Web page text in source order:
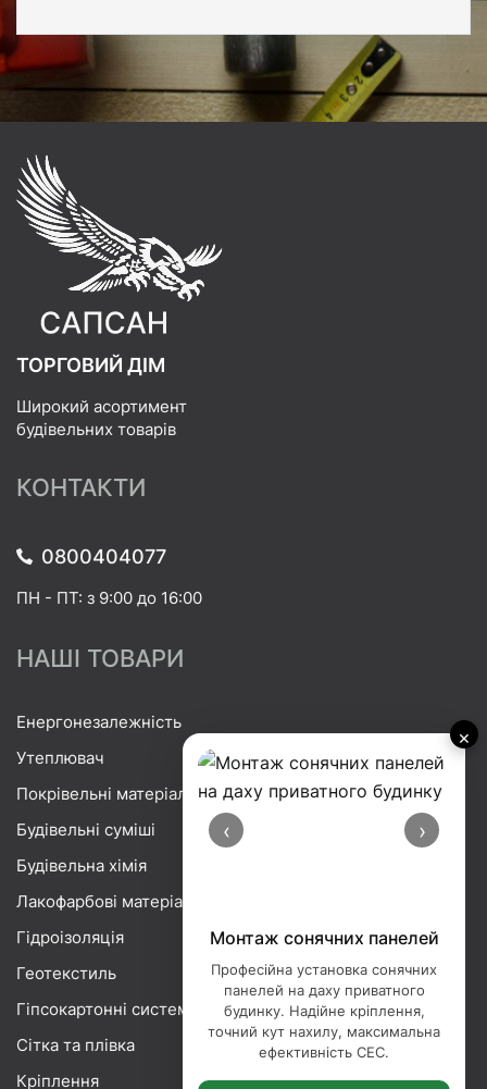
×
‹ ›
Порізка базальтової вати
Професійна порізка базальтової
вати — точна нарізка утеплювача
під ваші розміри. Ідеальні краї,
мінімум відходів, сучасне
обладнання.
ТОРГОВИЙ ДІМ
Широкий асортимент
будівельних товарів
КОНТАКТИ
0800404077
ПН - ПТ: з 9:00 до 16:00
НАШІ ТОВАРИ
Енергонезалежність
Утеплювач
Покрівельні матеріали
Будівельні суміші
Будівельна хімія
Лакофарбові матеріали
Гідроізоляція
Геотекстиль
Гіпсокартонні системи
Сітка та плівка
Кріплення